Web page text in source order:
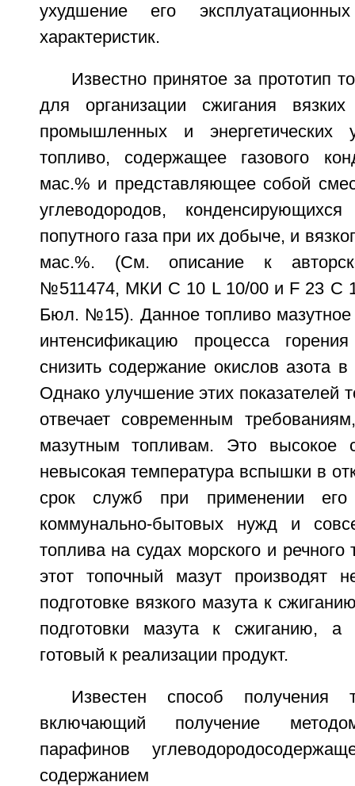
ухудшение его
характеристик.
Известно принятое за прототип
для организации сжигания
промышленных и энергетических
топливо, содержащее газового
мас.% и представляющее собой
углеводородов,
попутного газа при их добыче, и
мас.%. (См. описание к
№511474, МКИ C 10 L 10/00 и F 23 C
Бюл. №15). Данное топливо мазутное
интенсификацию процесса
снизить содержание окислов азота в
Однако улучшение этих показателей
отвечает современным
мазутным топливам. Это высокое
невысокая температура вспышки в
срок служб при применении
коммунально-бытовых нужд и
топлива на судах морского и речного
этот топочный мазут производят
подготовке вязкого мазута к
подготовки мазута к сжиганию, а
готовый к реализации продукт.
Известен способ получения
включающий получение
парафинов
содержанием